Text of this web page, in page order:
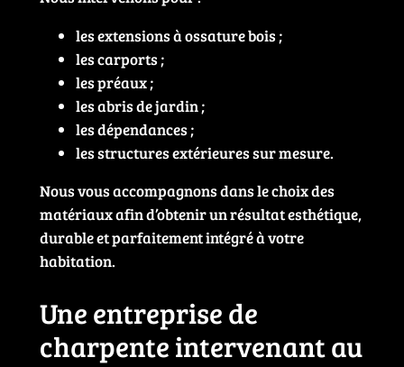
les extensions à ossature bois ;
les carports ;
les préaux ;
les abris de jardin ;
les dépendances ;
les structures extérieures sur mesure.
Nous vous accompagnons dans le choix des
matériaux afin d’obtenir un résultat esthétique,
durable et parfaitement intégré à votre
habitation.
Une entreprise de
charpente intervenant au